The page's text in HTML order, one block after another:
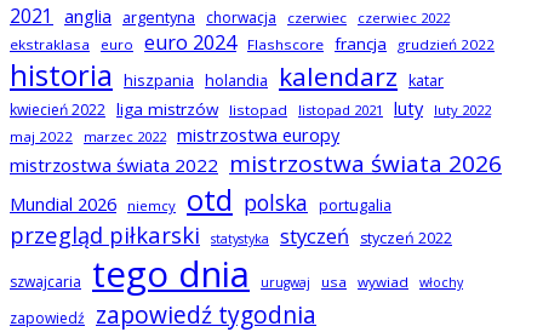
2021
anglia argentyna chorwacja czerwiec
czerwiec 2022
ekstraklasa
euro euro 2024 Flashscore francja grudzień 2022
historia hiszpania holandia kalendarz katar
kwiecień 2022 liga mistrzów listopad listopad 2021 luty
luty 2022
maj 2022
marzec 2022 mistrzostwa europy
mistrzostwa świata 2022 mistrzostwa świata 2026
Mundial 2026 niemcy otd polska portugalia
przegląd piłkarski statystyka styczeń styczeń 2022
szwajcaria tego dnia urugwaj usa wywiad włochy
zapowiedź zapowiedź tygodnia